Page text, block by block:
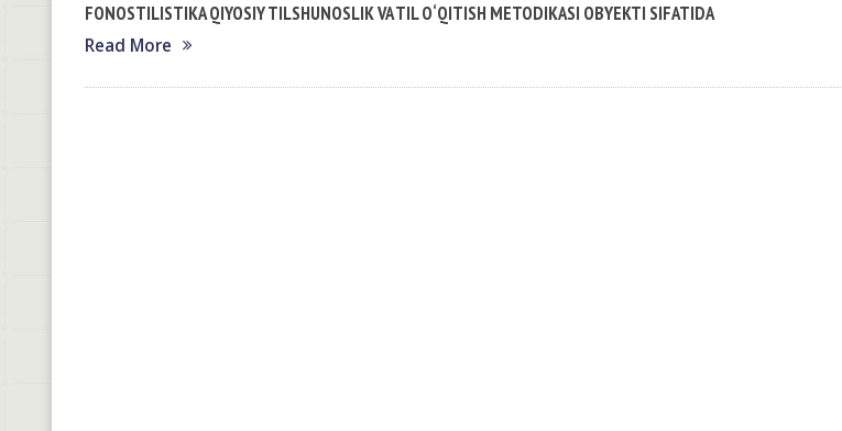
FONOSTILISTIKA QIYOSIY TILSHUNOSLIK VA TIL О‘QITISH METODIKASI OBYEKTI SIFATIDA
Read More